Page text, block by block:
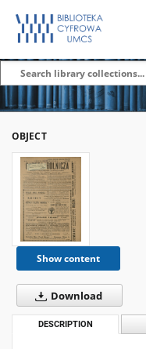
OBJECT
Show content
Download
DESCRIPTION